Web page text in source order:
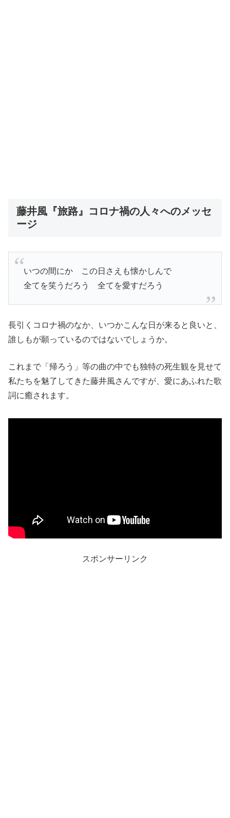
藤井風『旅路』コロナ禍の人々へのメッセ
ージ
いつの間にか この日さえも懐かしんで
全てを笑うだろう 全てを愛すだろう
長引くコロナ禍のなか、いつかこんな日が来ると良いと、
誰しもが願っているのではないでしょうか。
これまで「帰ろう」等の曲の中でも独特の死生観を見せて
私たちを魅了してきた藤井風さんですが、愛にあふれた歌
詞に癒されます。
スポンサーリンク